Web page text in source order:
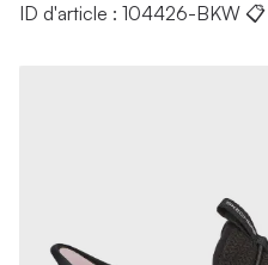
ID d'article : 104426-BKW 📋